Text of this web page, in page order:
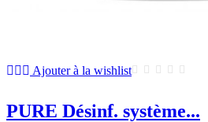
Ajouter à la wishlist
PURE Désinf. système...